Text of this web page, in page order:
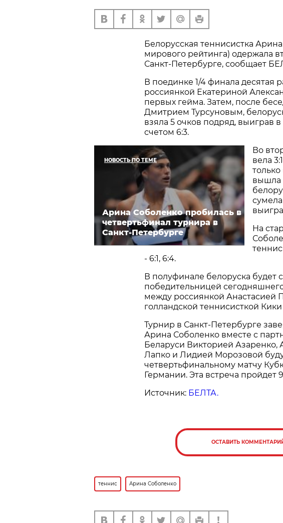
Белорусская теннисистка
мирового рейтинга) одержала
Санкт-Петербурге, сообщает
В поединке 1/4 финала десятая
россиянкой Екатериной
первых гейма. Затем, после
Дмитрием Турсуновым,
взяла 5 очков подряд, выиграв
счетом 6:3.
НОВОСТЬ ПО ТЕМЕ
Арина Соболенко пробилась в
четвертьфинал турнира в
Санкт-Петербурге
Во
вела
вышла
На
- 6:1, 6:4.
В полуфинале белоруска будет
победительницей
между россиянкой Анастасией
голландской теннисисткой
Турнир в Санкт-Петербурге
Арина Соболенко вместе с
Беларуси Викторией Азаренко,
Лапко и Лидией Морозовой
четвертьфинальному матчу
Германии. Эта встреча пройдет
Источник: БЕЛТА.
ОСТАВИТЬ
теннис Арина Соболенко